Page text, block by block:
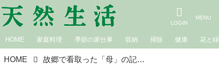
HOME 家庭料理 季節の家仕事 収納 掃除 健康 花と緑
HOME 故郷で看取った「母」の記憶と家族の物語。“食べること”と“家族”はいつもつながっていた／料理家・麻生要一郎さん